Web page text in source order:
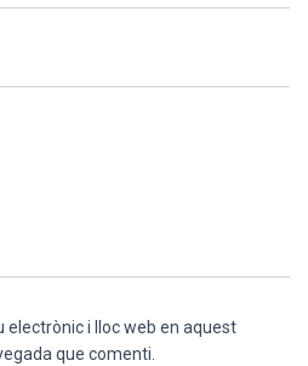
electrònic i lloc web en aquest
que comenti.